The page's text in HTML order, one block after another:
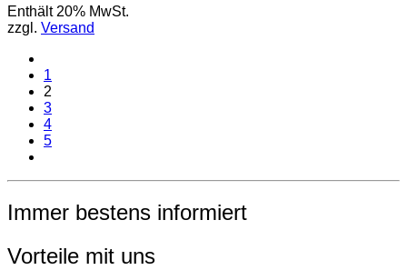
war:
10,90 €
ist:
Enthält 20% MwSt.
zzgl. Versand
1
2
3
4
5
Immer bestens informiert
Vorteile mit uns